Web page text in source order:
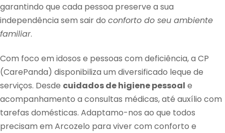
garantindo que cada pessoa preserve a sua
independência sem sair do conforto do seu ambiente
familiar.
Com foco em idosos e pessoas com deficiência, a CP
(CarePanda) disponibiliza um diversificado leque de
serviços. Desde cuidados de higiene pessoal e
acompanhamento a consultas médicas, até auxílio com
tarefas domésticas. Adaptamo-nos ao que todos
precisam em Arcozelo para viver com conforto e